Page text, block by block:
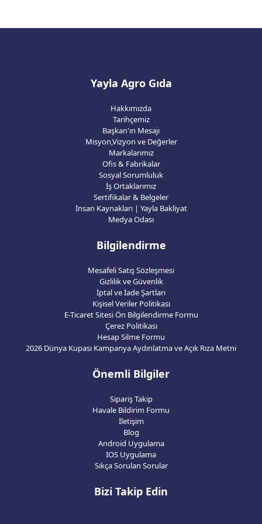
Yayla Agro Gıda
Hakkımızda
Tarihçemiz
Başkan'ın Mesajı
Misyon,Vizyon ve Değerler
Markalarımız
Ofis & Fabrikalar
Sosyal Sorumluluk
İş Ortaklarımız
Sertifikalar & Belgeler
İnsan Kaynakları | Yayla Bakliyat
Medya Odası
Bilgilendirme
Mesafeli Satış Sözleşmesi
Gizlilik ve Güvenlik
İptal ve İade Şartları
Kişisel Veriler Politikası
E-Ticaret Sitesi Ön Bilgilendirme Formu
Çerez Politikası
Hesap Silme Formu
2026 Dünya Kupası Kampanya Aydınlatma ve Açık Rıza Metni
Önemli Bilgiler
Sipariş Takip
Havale Bildirim Formu
İletişim
Blog
Android Uygulama
IOS Uygulama
Sıkça Sorulan Sorular
Bizi Takip Edin